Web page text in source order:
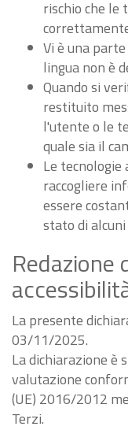
rischio che le
Vi è una
lingua non è
Quando si
restituito
l'utente o le
quale sia il
Le
raccogliere
essere
stato di
Redazione
La presente
03/11/2025.
La dichiarazione
valutazione
(UE) 2016/2012
Terzi.